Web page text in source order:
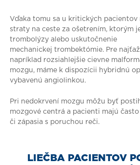
Vďaka tomu sa u kritických pacientov
straty na ceste za ošetrením, ktorým
trombolýzy alebo uskutočnenie
mechanickej trombektómie. Pre
napríklad rozsiahlejšie cievne
mozgu, máme k dispozícii hybridnú
vybavenú angiolinkou.
Pri nedokrvení mozgu môžu byť
mozgové centrá a pacienti majú
či zápasia s poruchou reči.
LIEČBA PACIENTOV